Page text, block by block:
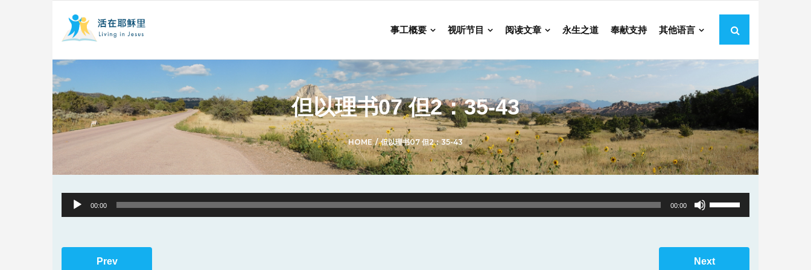
事工概要 视听节目 阅读文章 永生之道 奉献支持 其他语言
但以理书07 但2：35-43
HOME/但以理书07 但2：35-43
Audio
Player
00:00 00:00
Use
Up/Down
to
Prev Next